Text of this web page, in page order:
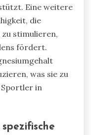
Eine weitere
die
stimulieren,
fördert.
was sie zu
in